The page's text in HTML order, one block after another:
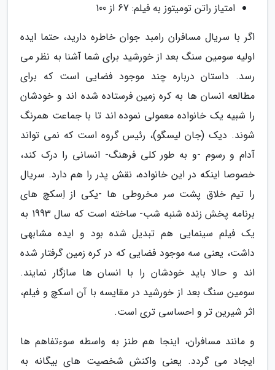
امتیاز راتن تومیتوز به فیلم: 67 از 100
اگر با سریال مسافران رامبد جوان خاطره دارید، حتما ایده
اولیه سومین سنگ بعد از خورشید برای شما آشنا به نظر می
رسد. داستان درباره چند موجود فضایی است که برای
مطالعه انسان ها به کره زمین فرستاده شده اند و خودشان
را شبیه یک خانواده معمولی نموده اند تا با جماعت همرنگ
شوند. دیک (جان لیسگو)، رئیس گروه است که نمی تواند
آدام و رسوم -و به طور کلی فرهنگ- انسانی را درک کند،
خصوصا اینکه در این خانواده، نقش پدر را هم دارد. سریال
را تیم خلاق پشت سر مخروطی ها -یکی از اِسکچ های
برنامه پخش زنده شنبه شب- ساخته است که سال 1993 به
یک فیلم سینمایی هم تبدیل شده بود و ایده مشابهی
داشت، یعنی سه موجود فضایی که در کره زمین گرفتار شده
اند و حالا باید خودشان را با انسان ها سازگار نمایند.
سومین سنگ بعد از خورشید در مقایسه با آن اسکچ و فیلم،
اثر شیرین تر و احساسی تری است.
و مانند مسافران، اینجا هم طنز به واسطه سوءتفاهم ها
ایجاد می گردد. یعنی واکنش شخصیت های بیگانه به